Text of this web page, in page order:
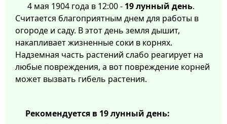
4 мая 1904 года в 12:00 - 19 лунный день.
Считается благоприятным днем для работы в
огороде и саду. В этот день земля дышит,
накапливает жизненные соки в корнях.
Надземная часть растений слабо реагирует на
любые повреждения, а вот повреждение корней
может вызвать гибель растения.
Рекомендуется в 19 лунный день: